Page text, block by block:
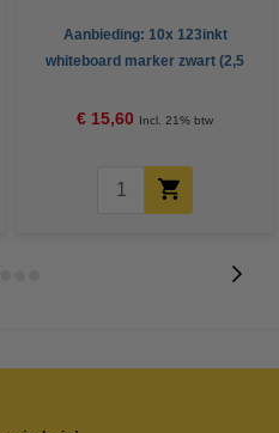
Aanbieding: 10x 123inkt
whiteboard marker zwart (2,5
€ 15,60 Incl. 21% btw